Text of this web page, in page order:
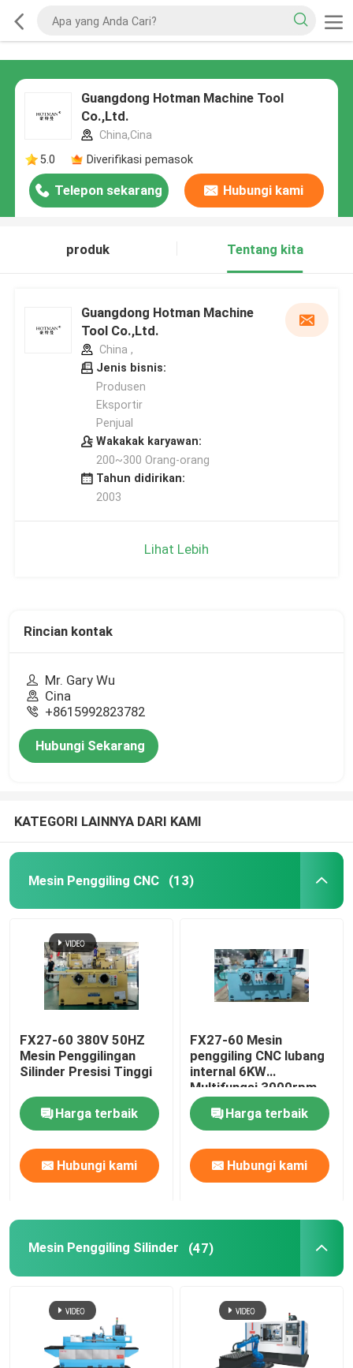
Guangdong Hotman Machine Tool
Co.,Ltd.
China,Cina
5.0
Diverifikasi pemasok
Telepon sekarang Hubungi kami
produk Tentang kita
Guangdong Hotman Machine
Tool Co.,Ltd.
China ,
Jenis bisnis:
Produsen
Eksportir
Penjual
Wakakak karyawan:
200~300 Orang-orang
Tahun didirikan:
2003
Lihat Lebih
Rincian kontak
Mr. Gary Wu
Cina
+8615992823782
Hubungi Sekarang
KATEGORI LAINNYA DARI KAMI
Mesin Penggiling CNC (13)
FX27-60 380V 50HZ
Mesin Penggilingan
Silinder Presisi Tinggi
Harga terbaik
Hubungi kami
FX27-60 Mesin
penggiling CNC lubang
internal 6KW
Multifungsi 3000rpm
Harga terbaik
Hubungi kami
Mesin Penggiling Silinder (47)